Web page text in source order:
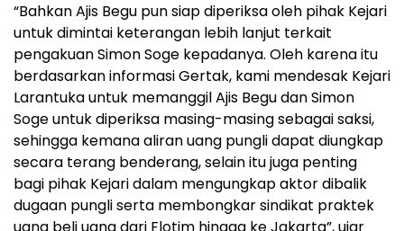
“Bahkan Ajis Begu pun siap diperiksa oleh pihak Kejari
untuk dimintai keterangan lebih lanjut terkait
pengakuan Simon Soge kepadanya. Oleh karena itu
berdasarkan informasi Gertak, kami mendesak Kejari
Larantuka untuk memanggil Ajis Begu dan Simon
Soge untuk diperiksa masing-masing sebagai saksi,
sehingga kemana aliran uang pungli dapat diungkap
secara terang benderang, selain itu juga penting
bagi pihak Kejari dalam mengungkap aktor dibalik
dugaan pungli serta membongkar sindikat praktek